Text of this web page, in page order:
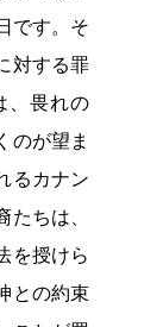
です。そ
対する罪
、畏れの
のが望ま
るカナン
ちは、
を授けら
との約束